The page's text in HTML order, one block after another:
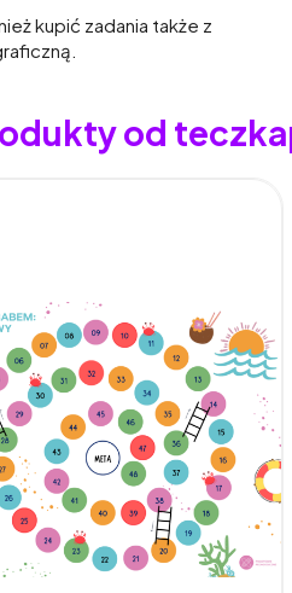
kupić zadania także z
od